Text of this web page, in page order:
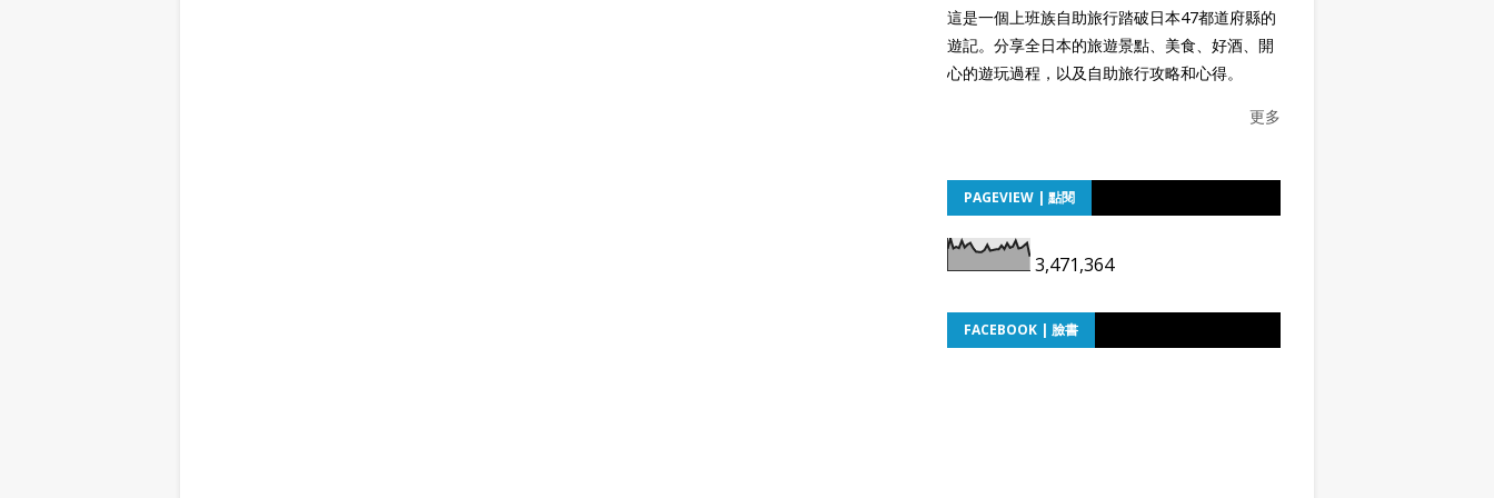
這是一個上班族自助旅行踏破日本47都道府縣的
遊記。分享全日本的旅遊景點、美食、好酒、開
心的遊玩過程，以及自助旅行攻略和心得。
更多
PAGEVIEW | 點閱
3,471,364
FACEBOOK | 臉書